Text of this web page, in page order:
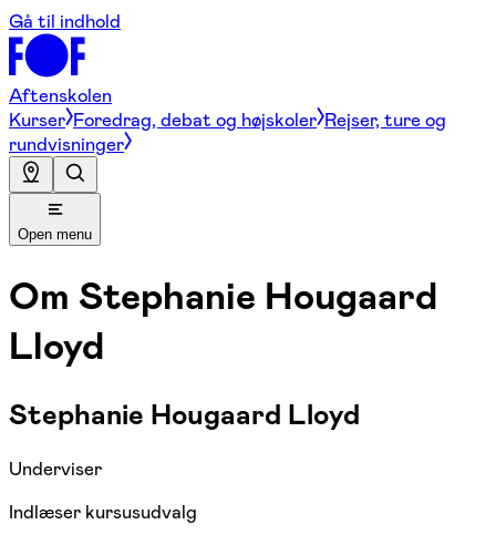
Gå til indhold
Aftenskolen
Kurser Foredrag, debat og højskoler Rejser, ture og
rundvisninger
Open menu
Om Stephanie Hougaard
Lloyd
Stephanie Hougaard Lloyd
Underviser
Indlæser kursusudvalg